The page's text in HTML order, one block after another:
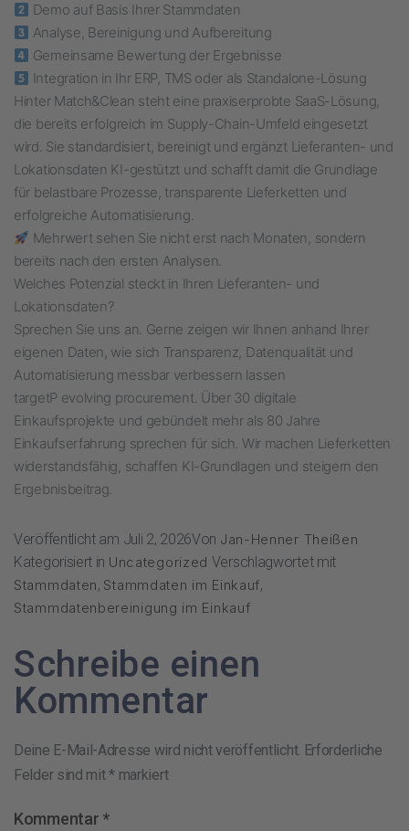
Demo auf Basis Ihrer Stammdaten
Analyse, Bereinigung und Aufbereitung
Gemeinsame Bewertung der Ergebnisse
Integration in Ihr ERP, TMS oder als Standalone-Lösung
Hinter Match&Clean steht eine praxiserprobte SaaS-Lösung,
die bereits erfolgreich im Supply-Chain-Umfeld eingesetzt
wird. Sie standardisiert, bereinigt und ergänzt Lieferanten- und
Lokationsdaten KI-gestützt und schafft damit die Grundlage
für belastbare Prozesse, transparente Lieferketten und
erfolgreiche Automatisierung.
Mehrwert sehen Sie nicht erst nach Monaten, sondern
bereits nach den ersten Analysen.
Welches Potenzial steckt in Ihren Lieferanten- und
Lokationsdaten?
Sprechen Sie uns an. Gerne zeigen wir Ihnen anhand Ihrer
eigenen Daten, wie sich Transparenz, Datenqualität und
Automatisierung messbar verbessern lassen
targetP evolving procurement. Über 30 digitale
Einkaufsprojekte und gebündelt mehr als 80 Jahre
Einkaufserfahrung sprechen für sich. Wir machen Lieferketten
widerstandsfähig, schaffen KI-Grundlagen und steigern den
Ergebnisbeitrag.
Veröffentlicht am Juli 2, 2026Von Jan-Henner Theißen
Kategorisiert in Uncategorized Verschlagwortet mit
Stammdaten, Stammdaten im Einkauf,
Stammdatenbereinigung im Einkauf
Schreibe einen
Kommentar
Deine E-Mail-Adresse wird nicht veröffentlicht. Erforderliche
Felder sind mit*markiert
Kommentar *